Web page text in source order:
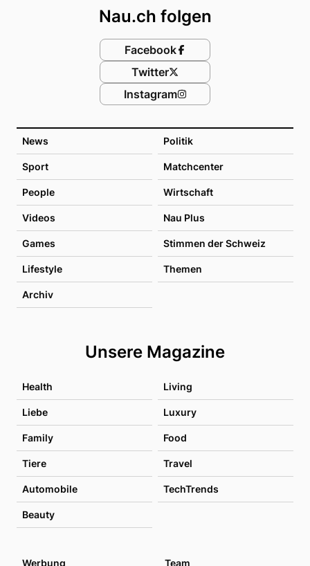
News Politik
Sport Matchcenter
People Wirtschaft
Videos Nau Plus
Games Stimmen der Schweiz
Lifestyle Themen
Archiv
Unsere Magazine
Health Living
Liebe Luxury
Family Food
Tiere Travel
Automobile TechTrends
Beauty
Nau.ch folgen
Facebook
Twitter
Instagram
Werbung Team